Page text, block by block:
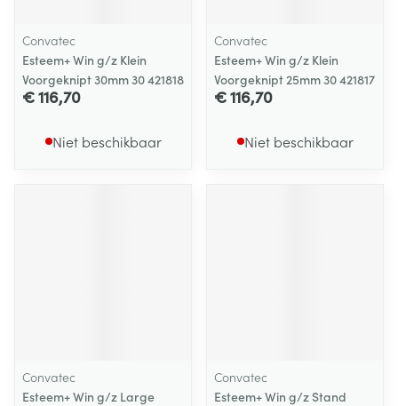
Convatec
Esteem+ Win g/z Klein
Voorgeknipt 30mm 30 421818
€ 116,70
Niet beschikbaar
Convatec
Esteem+ Win g/z Klein
Voorgeknipt 25mm 30 421817
€ 116,70
Niet beschikbaar
Convatec
Esteem+ Win g/z Large
Convatec
Esteem+ Win g/z Stand